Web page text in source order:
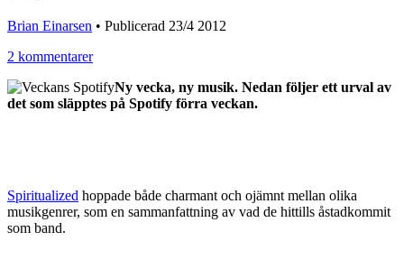
Brian Einarsen • Publicerad 23/4 2012
2 kommentarer
Ny vecka, ny musik. Nedan följer ett urval av
det som släpptes på Spotify förra veckan.
Spiritualized hoppade både charmant och ojämnt mellan olika
musikgenrer, som en sammanfattning av vad de hittills åstadkommit
som band.